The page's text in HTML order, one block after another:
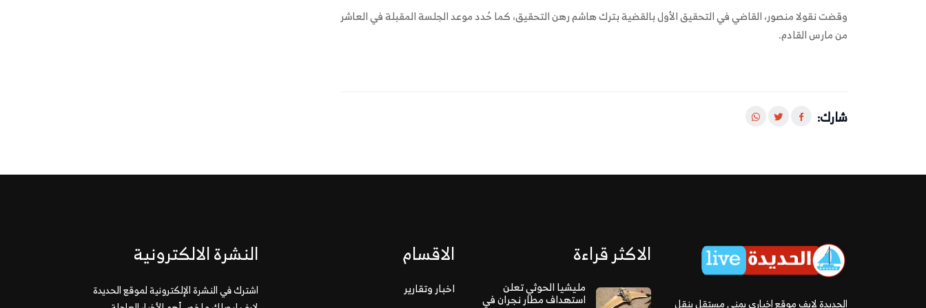
وقضت نقولا منصور، القاضي في التحقيق الأول بالقضية بترك هاشم رهن التحقيق، كما حُدد موعد الجلسة المقبلة في العاشر
من مارس القادم.
شارك:
الحديدة لايف موقع إخباري يمني مستقل ينقل
الاكثر قراءة
مليشيا الحوثي تعلن
استهداف مطار نجران في
الاقسام
اخبار وتقارير
النشرة الالكترونية
اشترك في النشرة الإلكترونية لموقع الحديدة